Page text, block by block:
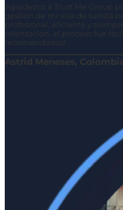
Agradezco a Trust Me Group
gestión de mi visa de turista
profesional, eficiente y
orientación, el proceso fue
recomendados!
Astrid Meneses,